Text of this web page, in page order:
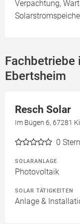
Verpachtung,
Fachbetriebe
Ebertsheim
Resch Solar
Im Bügen 6, 67281
0
SOLARANLAGE
Photovoltaik
SOLAR TÄTIGKEITEN
Anlage &